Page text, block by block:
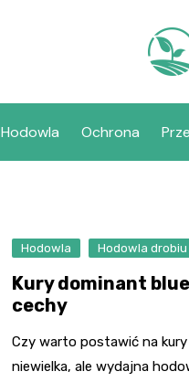
Hodowla Ochrona
Hodowla Hodowla drobiu
Kury dominant
cechy
Czy warto postawić na
niewielka, ale wydajna